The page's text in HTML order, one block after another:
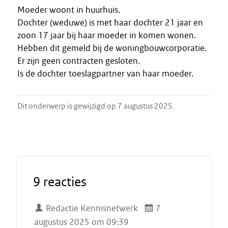
Moeder woont in huurhuis.
Dochter (weduwe) is met haar dochter 21 jaar en
zoon 17 jaar bij haar moeder in komen wonen.
Hebben dit gemeld bij de woningbouwcorporatie.
Er zijn geen contracten gesloten.
Is de dochter toeslagpartner van haar moeder.
Dit onderwerp is gewijzigd op 7 augustus 2025.
9 reacties
Redactie Kennisnetwerk
7
augustus 2025 om 09:39